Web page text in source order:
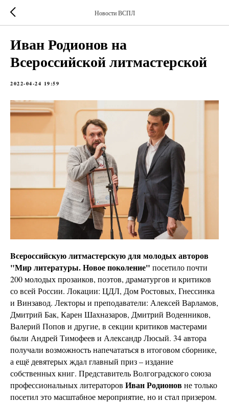
Новости ВСПЛ
Иван Родионов на
Всероссийской литмастерской
2022-04-24 19:59
Bсероссийскую литмастерскую для молодых авторов
"Мир литературы. Новое поколение" посетило почти
200 молодых прозаиков, поэтов, драматургов и критиков
со всей России. Локации: ЦДЛ, Дом Ростовых, Гнессинка
и Винзавод. Лекторы и преподаватели: Алексей Варламов,
Дмитрий Бак, Карен Шахназаров, Дмитрий Воденников,
Валерий Попов и другие, в секции критиков мастерами
были Андрей Тимофеев и Александр Люсый. 34 автора
получали возможность напечататься в итоговом сборнике,
а ещё девятерых ждал главный приз – издание
собственных книг. Представитель Волгоградского союза
профессиональных литераторов Иван Родионовне только
посетил это масштабное мероприятие, но и стал призером.